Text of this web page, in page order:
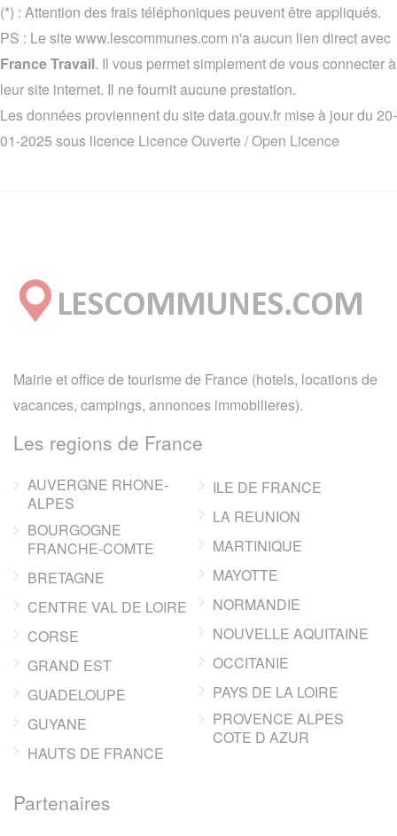
(*) : Attention des frais téléphoniques peuvent être appliqués.
PS : Le site www.lescommunes.com n'a aucun lien direct avec
France Travail. Il vous permet simplement de vous connecter à
leur site internet. Il ne fournit aucune prestation.
Les données proviennent du site data.gouv.fr mise à jour du 20-
01-2025 sous licence Licence Ouverte / Open Licence
Mairie et office de tourisme de France (hotels, locations de
vacances, campings, annonces immobilieres).
Les regions de France
AUVERGNE RHONE-
ALPES
BOURGOGNE
FRANCHE-COMTE
BRETAGNE
CENTRE VAL DE LOIRE
CORSE
GRAND EST
GUADELOUPE
GUYANE
HAUTS DE FRANCE
ILE DE FRANCE
LA REUNION
MARTINIQUE
MAYOTTE
NORMANDIE
NOUVELLE AQUITAINE
OCCITANIE
PAYS DE LA LOIRE
PROVENCE ALPES
COTE D AZUR
Partenaires